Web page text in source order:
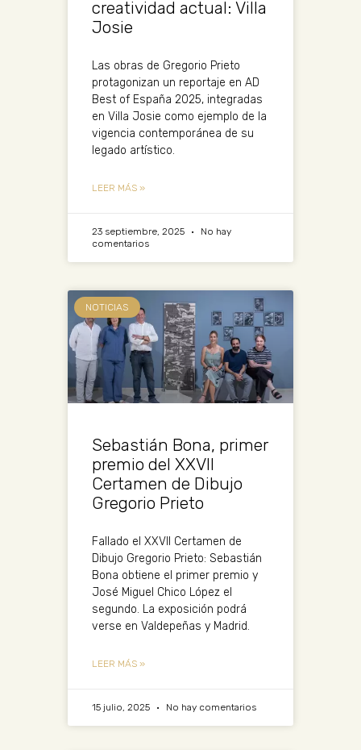
creatividad actual: Villa
Josie
Las obras de Gregorio Prieto
protagonizan un reportaje en AD
Best of España 2025, integradas
en Villa Josie como ejemplo de la
vigencia contemporánea de su
legado artístico.
LEER MÁS »
23 septiembre, 2025
No hay
comentarios
NOTICIAS
Sebastián Bona, primer
premio del XXVII
Certamen de Dibujo
Gregorio Prieto
Fallado el XXVII Certamen de
Dibujo Gregorio Prieto: Sebastián
Bona obtiene el primer premio y
José Miguel Chico López el
segundo. La exposición podrá
verse en Valdepeñas y Madrid.
LEER MÁS »
15 julio, 2025 No hay comentarios